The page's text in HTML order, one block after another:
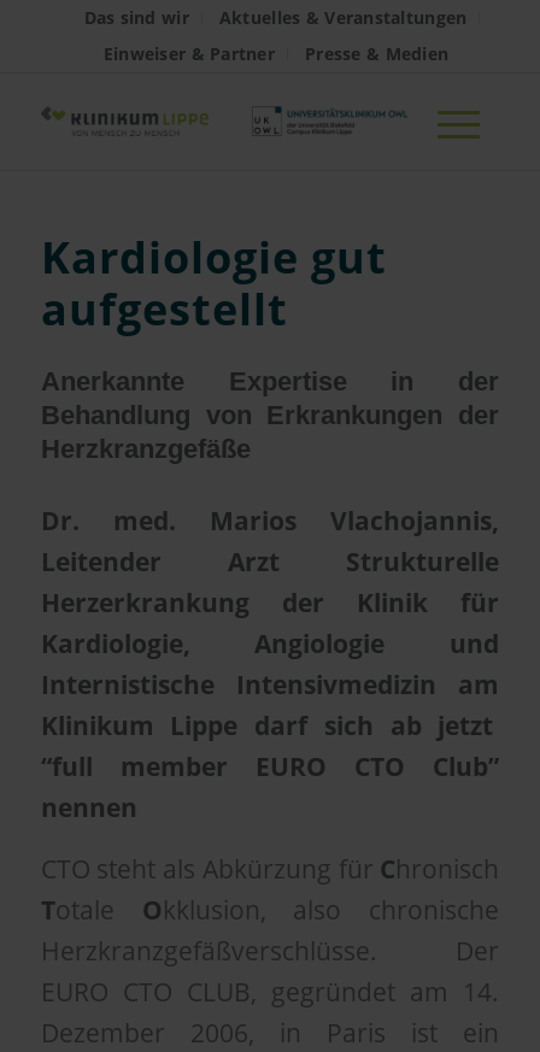
Das sind wir
Aktuelles & Veranstaltungen
Einweiser & Partner
Presse & Medien
Kardiologie gut
aufgestellt
Anerkannte Expertise in der
Behandlung von Erkrankungen der
Herzkranzgefäße
Dr. med. Marios Vlachojannis,
Leitender Arzt Strukturelle
Herzerkrankung der Klinik für
Kardiologie, Angiologie und
Internistische Intensivmedizin am
Klinikum Lippe darf sich ab jetzt
“full member EURO CTO Club”
nennen
CTO steht als Abkürzung für Chronisch
Totale Okklusion, also chronische
Herzkranzgefäßverschlüsse. Der
EURO CTO CLUB, gegründet am 14.
Dezember 2006, in Paris ist ein